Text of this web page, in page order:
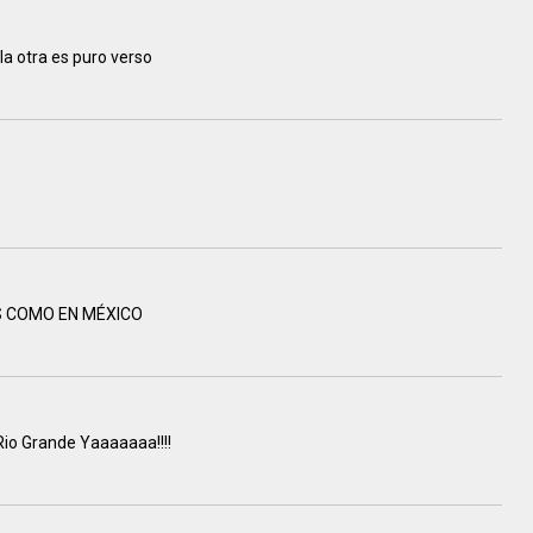
otra es puro verso
EN MÉXICO
Grande Yaaaaaaa!!!!